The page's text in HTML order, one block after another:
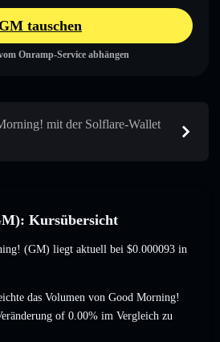
GM tauschen
Onramp-Service abhängen
mit der Solflare-Wallet
Kursübersicht
(GM) liegt aktuell bei $0.000093 in
das Volumen von Good Morning!
of 0.00% im Vergleich zu